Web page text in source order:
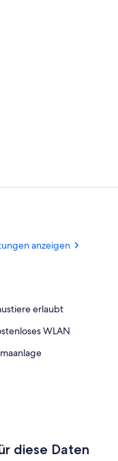
anzeigen
erlaubt
WLAN
diese Daten